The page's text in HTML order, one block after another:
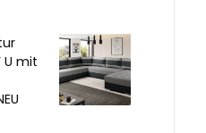
U mit